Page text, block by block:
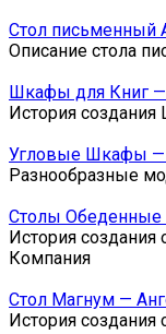
Стол письменный
Описание стола
Шкафы для Книг —
История
Угловые Шкафы —
Разнообразные
Столы Обеденные
История
Компания
Стол Магнум —
История